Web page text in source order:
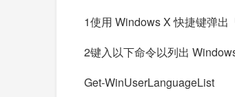
1使用 Windows X快捷键弹出
2键入以下命令以列出
Get-WinUserLanguageList